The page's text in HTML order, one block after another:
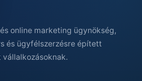
online marketing ügynökség,
és ügyfélszerzésre épített